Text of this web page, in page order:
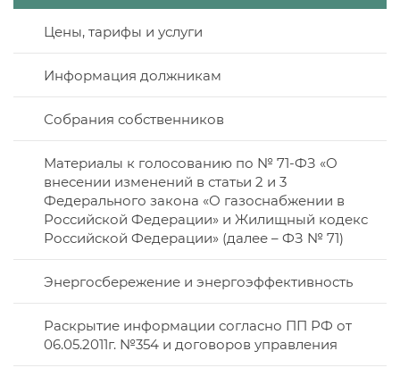
Режим работы
Схема проезда
Лицензия
Дислокация по участкам
Вакансии
Открытые конкурсы
Дома в управлении
Договоры управления
Онлайн оплата
Новости
Контакты
Цены, тарифы и услуги
Информация должникам
Собрания собственников
Материалы к голосованию по № 71-ФЗ «О
внесении изменений в статьи 2 и 3
Федерального закона «О газоснабжении в
Российской Федерации» и Жилищный кодекс
Российской Федерации» (далее – ФЗ № 71)
Энергосбережение и энергоэффективность
Раскрытие информации согласно ПП РФ от
06.05.2011г. №354 и договоров управления